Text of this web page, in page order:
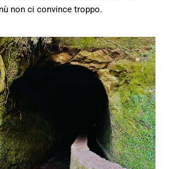
non ci convince troppo.